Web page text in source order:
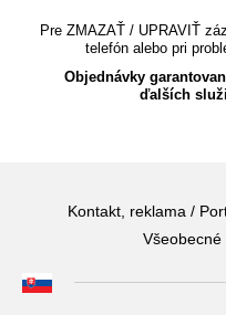
Pre ZMAZAŤ / UPRAVIŤ
telefón alebo pri
Objednávky
ďalších
Kontakt, reklama /